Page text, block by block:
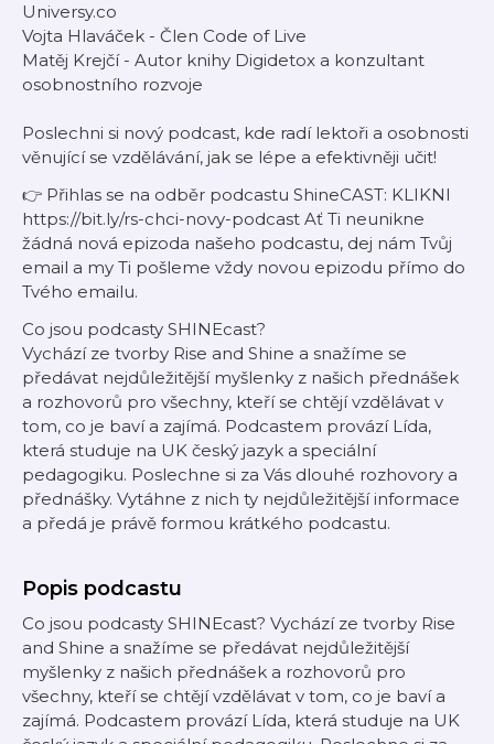
Universy.co
Vojta Hlaváček - Člen Code of Live
Matěj Krejčí - Autor knihy Digidetox a konzultant
osobnostního rozvoje
Poslechni si nový podcast, kde radí lektoři a osobnosti
věnující se vzdělávání, jak se lépe a efektivněji učit!
👉 Přihlas se na odběr podcastu ShineCAST: KLIKNI
https://bit.ly/rs-chci-novy-podcast Ať Ti neunikne
žádná nová epizoda našeho podcastu, dej nám Tvůj
email a my Ti pošleme vždy novou epizodu přímo do
Tvého emailu.
Co jsou podcasty SHINEcast?
Vychází ze tvorby Rise and Shine a snažíme se
předávat nejdůležitější myšlenky z našich přednášek
a rozhovorů pro všechny, kteří se chtějí vzdělávat v
tom, co je baví a zajímá. Podcastem provází Lída,
která studuje na UK český jazyk a speciální
pedagogiku. Poslechne si za Vás dlouhé rozhovory a
přednášky. Vytáhne z nich ty nejdůležitější informace
a předá je právě formou krátkého podcastu.
Popis podcastu
Co jsou podcasty SHINEcast? Vychází ze tvorby Rise
and Shine a snažíme se předávat nejdůležitější
myšlenky z našich přednášek a rozhovorů pro
všechny, kteří se chtějí vzdělávat v tom, co je baví a
zajímá. Podcastem provází Lída, která studuje na UK